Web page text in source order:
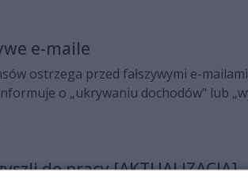
które użytkuje agrotechnik.
e-maile
ostrzega przed fałszywymi e-
o „ukrywaniu dochodów" lub
gdyż Ministerstwo Finansów posługuje
do pracy [AKTUALIZACJA]